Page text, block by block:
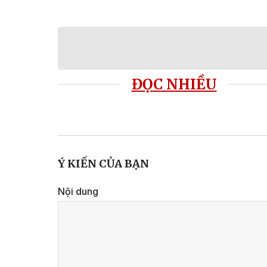
ĐỌC NHIỀU
Ý KIẾN CỦA BẠN
Nội dung